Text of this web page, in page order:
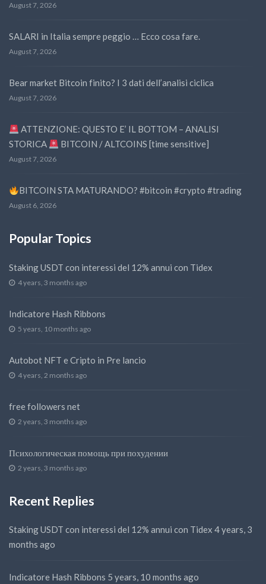
August 7, 2026
SALARI in Italia sempre peggio … Ecco cosa fare.
August 7, 2026
Bear market Bitcoin finito? I 3 dati dell’analisi ciclica
August 7, 2026
ATTENZIONE: QUESTO E’ IL BOTTOM – ANALISI
STORICA
BITCOIN / ALTCOINS [time sensitive]
August 7, 2026
BITCOIN STA MATURANDO? #bitcoin #crypto #trading
August 6, 2026
Popular Topics
Staking USDT con interessi del 12% annui con Tidex
4 years, 3 months ago
Indicatore Hash Ribbons
5 years, 10 months ago
Autobot NFT e Cripto in Pre lancio
4 years, 2 months ago
free followers net
2 years, 3 months ago
Психологическая помощь при похудении
2 years, 3 months ago
Recent Replies
Staking USDT con interessi del 12% annui con Tidex 4 years, 3
months ago
Indicatore Hash Ribbons 5 years, 10 months ago